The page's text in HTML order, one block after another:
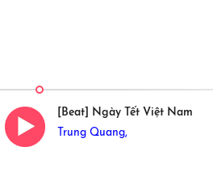
[Beat] Ngày Tết Việt Nam
Trung Quang,